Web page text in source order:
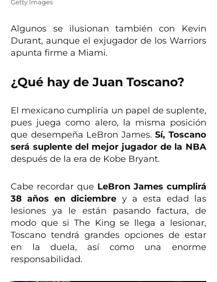
Getty Images
Algunos se ilusionan también con Kevin
Durant, aunque el exjugador de los Warriors
apunta firme a Miami.
¿Qué hay de Juan Toscano?
El mexicano cumpliría un papel de suplente,
pues juega como alero, la misma posición
que desempeña LeBron James.Sí, Toscano
será suplente del mejor jugador de la NBA
después de la era de Kobe Bryant.
Cabe recordar que LeBron James cumplirá
38 años en diciembre y a esta edad las
lesiones ya le están pasando factura, de
modo que si The King se llega a lesionar,
Toscano tendrá grandes opciones de estar
en la duela, así como una enorme
responsabilidad.